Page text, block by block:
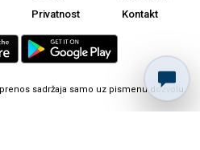
Privatnost
Kontakt
sadržaja samo uz pismenu dozvolu.